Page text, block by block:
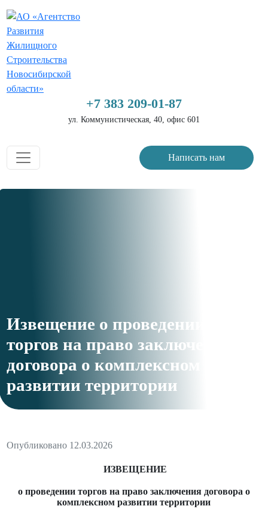
+7 383 209-01-87
ул. Коммунистическая, 40, офис 601
Написать нам
Извещение о проведении
торгов на право заключения
договора о комплексном
развитии территории
Опубликовано 12.03.2026
ИЗВЕЩЕНИЕ
о проведении торгов на право заключения договора о
комплексном развитии территории